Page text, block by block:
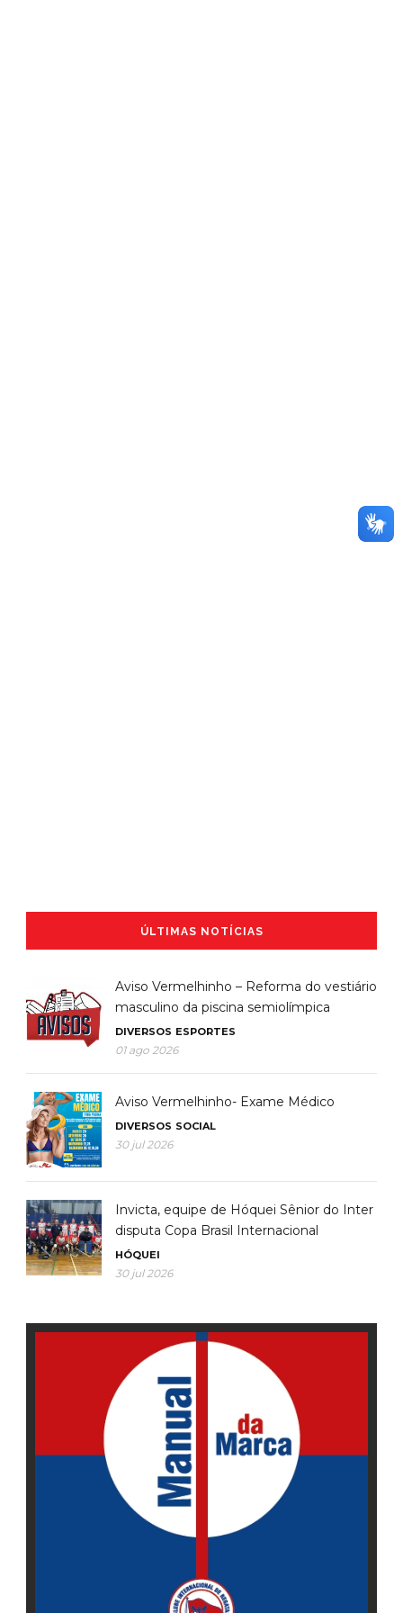
ÚLTIMAS NOTÍCIAS
Aviso Vermelhinho – Reforma do vestiário
masculino da piscina semiolímpica
DIVERSOS ESPORTES
01 ago 2026
Aviso Vermelhinho- Exame Médico
DIVERSOS SOCIAL
30 jul 2026
Invicta, equipe de Hóquei Sênior do Inter
disputa Copa Brasil Internacional
HÓQUEI
30 jul 2026